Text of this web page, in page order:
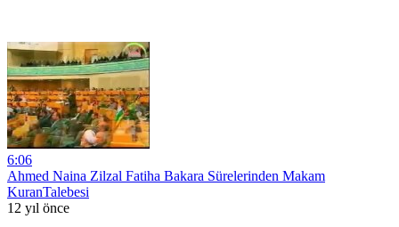
6:06
Ahmed Naina Zilzal Fatiha Bakara Sürelerinden Makam
KuranTalebesi
12 yıl önce